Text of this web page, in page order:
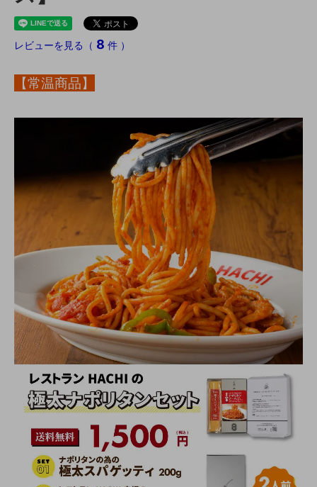
レビューを見る（ 8 件 ）
【常温商品】